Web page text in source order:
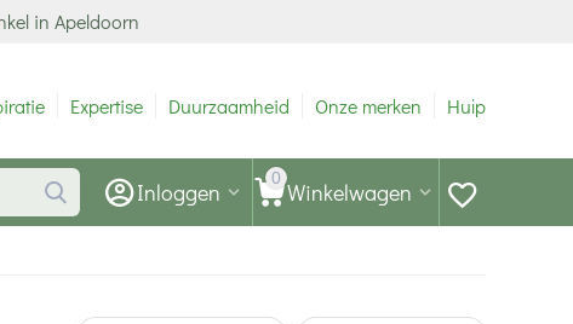
in Apeldoorn
Expertise Duurzaamheid Onze merken Hulp
0 Winkelwagen
Inloggen